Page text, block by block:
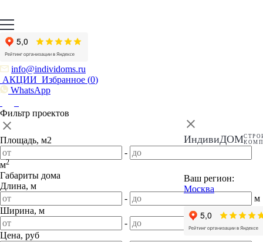
info@individoms.ru
АКЦИИ Избранное (0)
WhatsApp
ИндивиДОМ
Ваш регион:
Москва
Фильтр проектов
Площадь, м2
-
м2
Габариты дома
Длина, м
-
м
Ширина, м
-
Цена, руб